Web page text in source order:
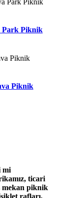
Park Piknik
Piknik
mi
ticari
mekan piknik
rafları,